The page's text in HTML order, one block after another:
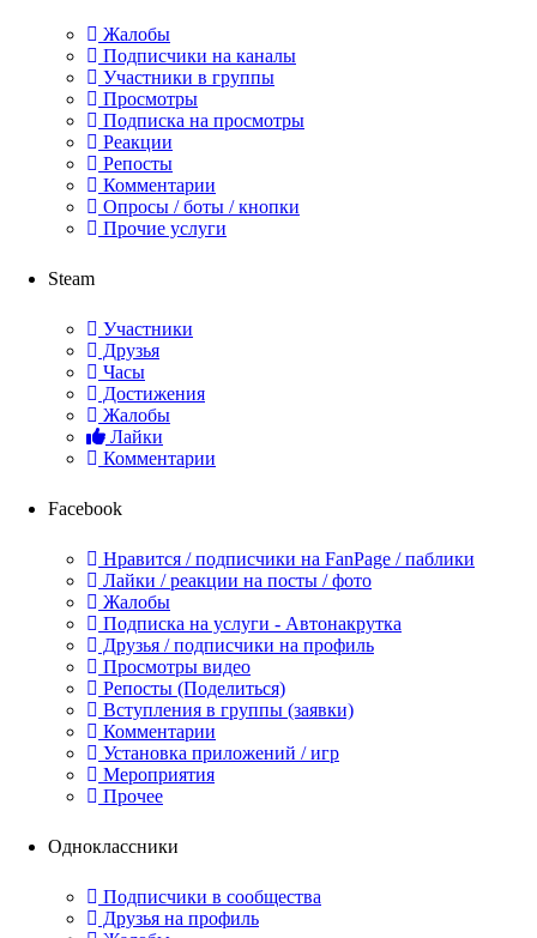
Жалобы
Подписчики на каналы
Участники в группы
Просмотры
Подписка на просмотры
Реакции
Репосты
Комментарии
Опросы / боты / кнопки
Прочие услуги
Steam
Участники
Друзья
Часы
Достижения
Жалобы
Лайки
Комментарии
Facebook
Нравится / подписчики на FanPage / паблики
Лайки / реакции на посты / фото
Жалобы
Подписка на услуги - Автонакрутка
Друзья / подписчики на профиль
Просмотры видео
Репосты (Поделиться)
Вступления в группы (заявки)
Комментарии
Установка приложений / игр
Мероприятия
Прочее
Одноклассники
Подписчики в сообщества
Друзья на профиль